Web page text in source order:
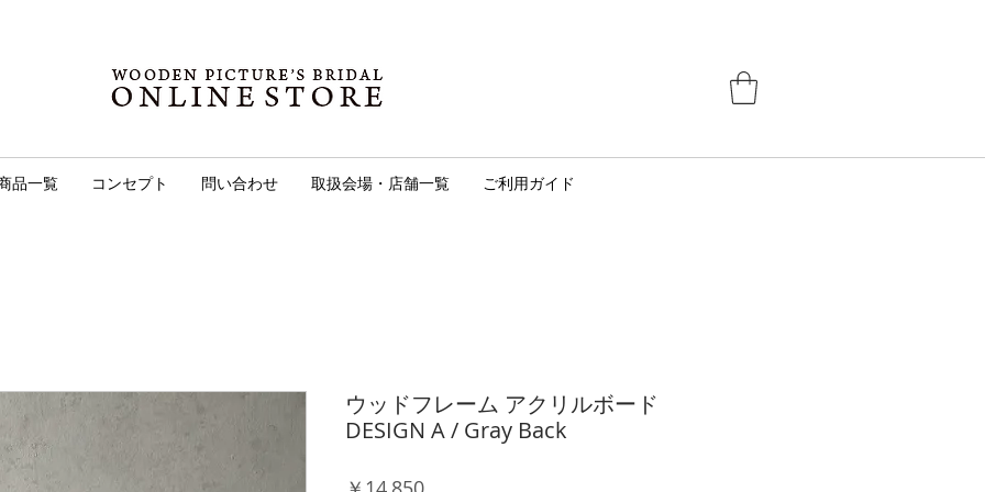
品一覧 コンセプト 問い合わせ 取扱会場・店舗一覧 ご利用ガイド
ウッドフレーム アクリルボード
DESIGN A / Gray Back
価